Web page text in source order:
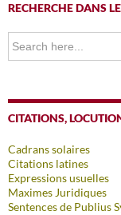
RECHERCHE DANS
Search
for:
CITATIONS,
Cadrans solaires
Citations latines
Expressions usuelles
Maximes Juridiques
Sentences de Publius